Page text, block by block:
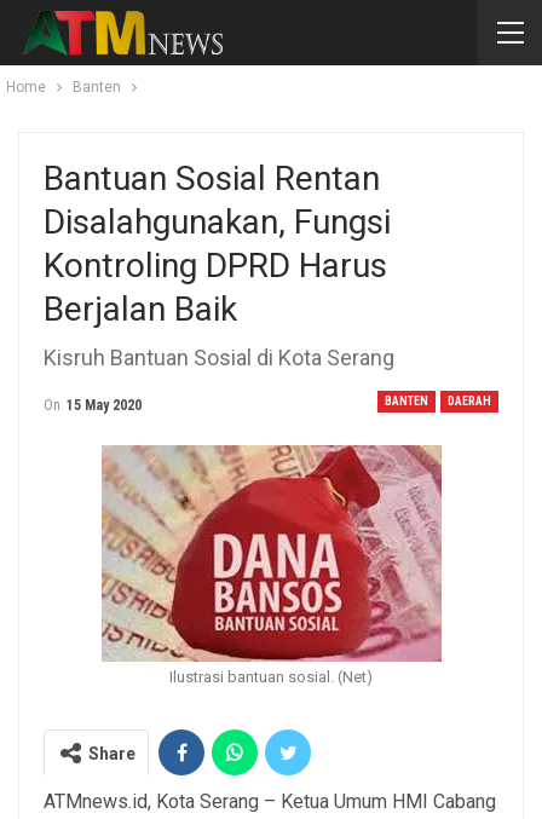
Home Banten
Bantuan Sosial Rentan
Disalahgunakan, Fungsi
Kontroling DPRD Harus
Berjalan Baik
Kisruh Bantuan Sosial di Kota Serang
BANTEN DAERAH
On 15 May 2020
Ilustrasi bantuan sosial. (Net)
Share
ATMnews.id, Kota Serang – Ketua Umum HMI Cabang